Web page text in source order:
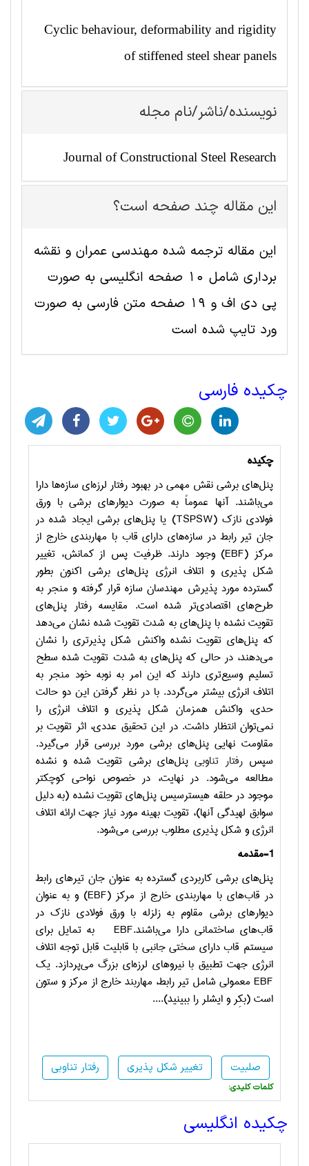
Cyclic behaviour, deformability and rigidity
of stiffened steel shear panels
نویسنده/ناشر/نام مجله
Journal of Constructional Steel Research
این مقاله چند صفحه است؟
این مقاله ترجمه شده مهندسی عمران و نقشه
برداری شامل 10 صفحه انگلیسی به صورت
پی دی اف و 19 صفحه متن فارسی به صورت
ورد تایپ شده است
چکیده فارسی
چکیده
پنل‌های برشی نقش مهمی در بهبود رفتار لرزه‌ای سازه‌ها دارا
می‌باشند. آنها عموماً به صورت دیوارهای برشی با ورق
فولادی نازک (TSPSW) یا پنل‌های برشی ایجاد شده در
جان تیر رابط در سازه‌های دارای قاب با مهاربندی خارج از
مرکز (EBF) وجود دارند. ظرفیت پس از کمانش، تغییر
شکل پذیری و اتلاف انرژی پنل‌های برشی اکنون بطور
گسترده مورد پذیرش مهندسان سازه قرار گرفته و منجر به
طرح‌های اقتصادی‌تر شده است. مقایسه رفتار پنل‌های
تقویت نشده با پنل‌های به شدت تقویت شده نشان می‌دهد
که پنل‌های تقویت نشده واکنش شکل پذیرتری را نشان
می‌دهند، در حالی که پنل‌های به شدت تقویت شده سطح
تسلیم وسیع‌تری دارند که این امر به نوبه خود منجر به
اتلاف انرژی بیشتر می‌گردد. با در نظر گرفتن این دو حالت
حدی، واکنش همزمان شکل پذیری و اتلاف انرژی را
نمی‌توان انتظار داشت. در این تحقیق عددی، اثر تقویت بر
مقاومت نهایی پنل‌های برشی مورد بررسی قرار می‌گیرد.
سپسرفتار تناوبیپنل‌های برشی تقویت شده و نشده
مطالعه می‌شود. در نهایت، در خصوص نواحی کوچکتر
موجود در حلقه هیسترسیس پنل‌های تقویت نشده (به دلیل
سوابق لهیدگی آنها)، تقویت بهینه مورد نیاز جهت ارائه اتلاف
انرژی و شکل پذیری مطلوب بررسی می‌شود.
1-مقدمه
پنل‌های برشی کاربردی گسترده به عنوان جان تیرهای رابط
در قاب‌های با مهاربندی خارج از مرکز (EBF) و به عنوان
دیوارهای برشی مقاوم به زلزله با ورق فولادی نازک در
قاب‌های ساختمانی دارا می‌باشند.EBF
به تمایل برای
سیستم قاب دارای سختی جانبی با قابلیت قابل توجه اتلاف
انرژی جهت تطبیق با نیروهای لرزه‌ای بزرگ می‌پردازد. یک
EBF معمولی شامل تیر رابط، مهاربند خارج از مرکز و ستون
است (بکِر و ایشلر را ببینید)....
رفتار تناوبی تغییر شکل پذیری صلبیت
:کلمات کلیدی
چکیده انگلیسی